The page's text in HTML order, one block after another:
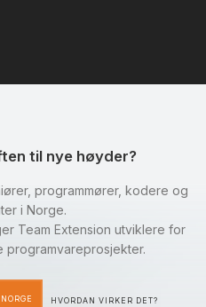
til nye høyder?
programmører, kodere og
i Norge.
Team Extension utviklere for
HVORDAN VIRKER DET?